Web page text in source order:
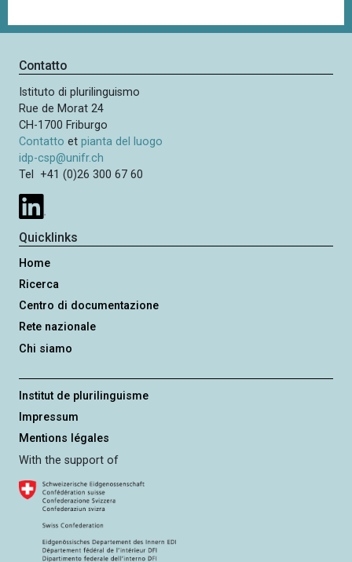
Contatto
Istituto di plurilinguismo
Rue de Morat 24
CH-1700 Friburgo
Contatto etpianta del luogo
idp-csp@unifr.ch
Tel +41 (0)26 300 67 60
Quicklinks
Home
Ricerca
Centro di documentazione
Rete nazionale
Chi siamo
Institut de plurilinguisme
Impressum
Mentions légales
With the support of